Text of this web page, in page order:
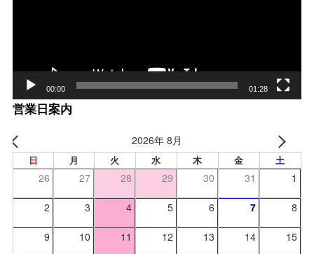
00:00 01:28
営業日案内
2026年 8月
日 月 火 水 木 金 土
26 27 28 29 30 31 1
2 3 4 5 6 7 8
9 10 11 12 13 14 15